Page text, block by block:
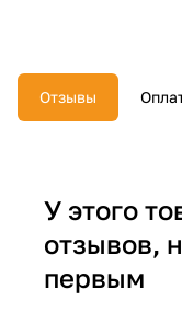
Отзывы
У этого
отзывов,
первым
недели